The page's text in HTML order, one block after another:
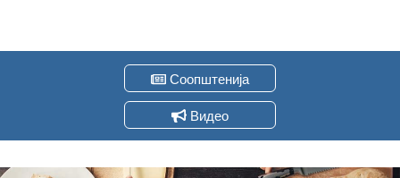
евентуална појава на болеста и кај нас.
Соопштенија
Видео